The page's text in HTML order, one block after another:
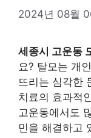
2024년 08월
세종시 고운동
요? 탈모는 개
뜨리는 심각한
치료의 효과적
고운동에서도
민을 해결하고